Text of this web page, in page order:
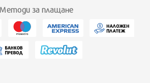
Методи за плащане